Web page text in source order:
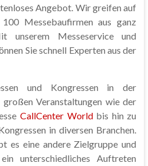
Angebot. Wir greifen auf
Messebaufirmen aus ganz
unserem Messeservice und
Sie schnell Experten aus der
und Kongressen in der
Veranstaltungen wie der
CallCenter Worldbis hin zu
in diversen Branchen.
es eine andere Zielgruppe und
unterschiedliches Auftreten